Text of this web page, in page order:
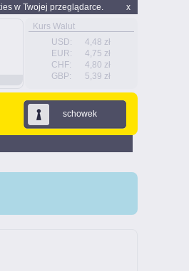
x
w Twojej przeglądarce.
Kurs Walut
USD:
4,48 zł
EUR:
4,75 zł
CHF:
4,80 zł
GBP:
5,39 zł
schowek